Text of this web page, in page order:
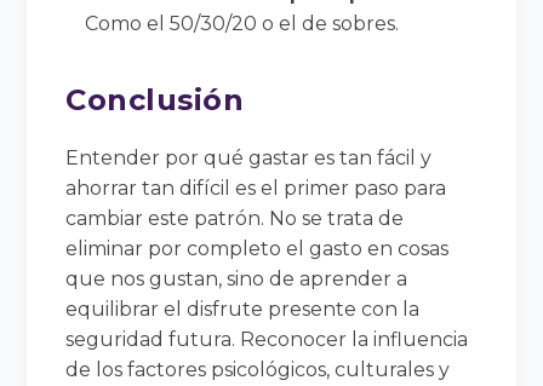
Como el 50/30/20 o el de sobres.
Conclusión
Entender por qué gastar es tan fácil y
ahorrar tan difícil es el primer paso para
cambiar este patrón. No se trata de
eliminar por completo el gasto en cosas
que nos gustan, sino de aprender a
equilibrar el disfrute presente con la
seguridad futura. Reconocer la influencia
de los factores psicológicos, culturales y